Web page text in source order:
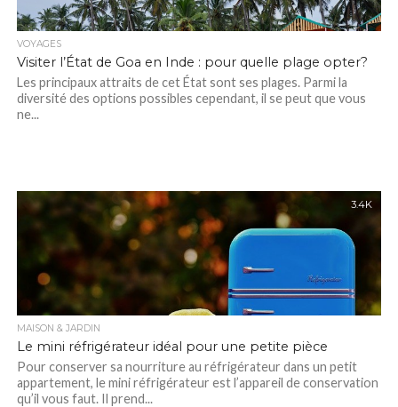
VOYAGES
Visiter l’État de Goa en Inde : pour quelle plage opter?
Les principaux attraits de cet État sont ses plages. Parmi la
diversité des options possibles cependant, il se peut que vous
ne...
3.4K
MAISON & JARDIN
Le mini réfrigérateur idéal pour une petite pièce
Pour conserver sa nourriture au réfrigérateur dans un petit
appartement, le mini réfrigérateur est l’appareil de conservation
qu’il vous faut. Il prend...